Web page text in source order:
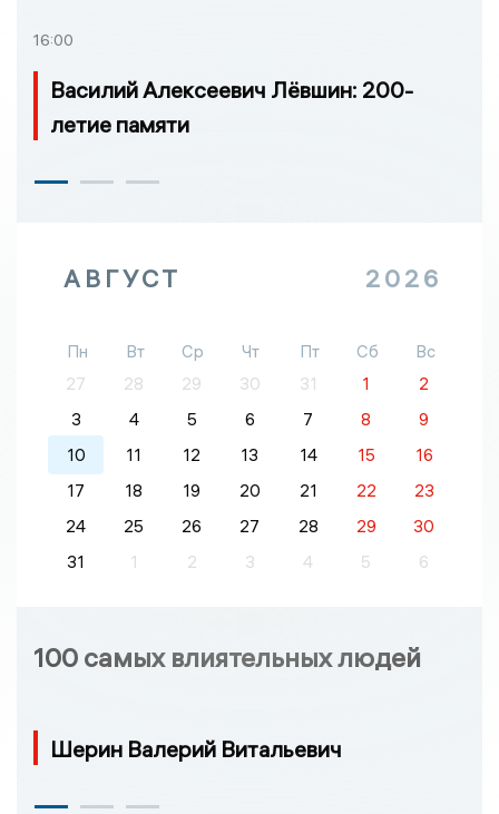
16:00
Василий Алексеевич Лёвшин: 200-
летие памяти
АВГУСТ 2026
Пн Вт Ср Чт Пт Сб
Вс
27
28 29 30 31 1
2
3
4 5 6 7 8
9
10
11 12 13 14 15
16
17
18 19 20 21 22
23
24
25 26 27 28 29
30
31
1 2 3 4 5 6
100 самых влиятельных людей
Шерин Валерий Витальевич